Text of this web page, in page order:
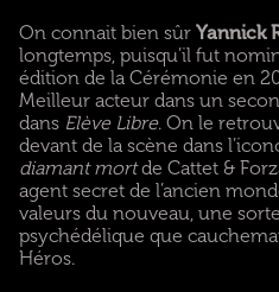
On connait bien sûr Yannick
longtemps, puisqu’il fut
édition de la Cérémonie en
Meilleur acteur dans un
dans Elève Libre. On le
devant de la scène dans
diamant mortde Cattet &
agent secret de l’ancien
valeurs du nouveau, une
psychédélique que
Héros.